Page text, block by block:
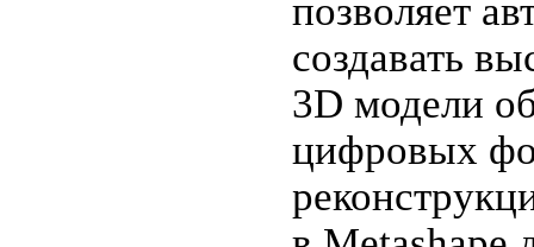
позволяет
создавать
3D модели
цифровых